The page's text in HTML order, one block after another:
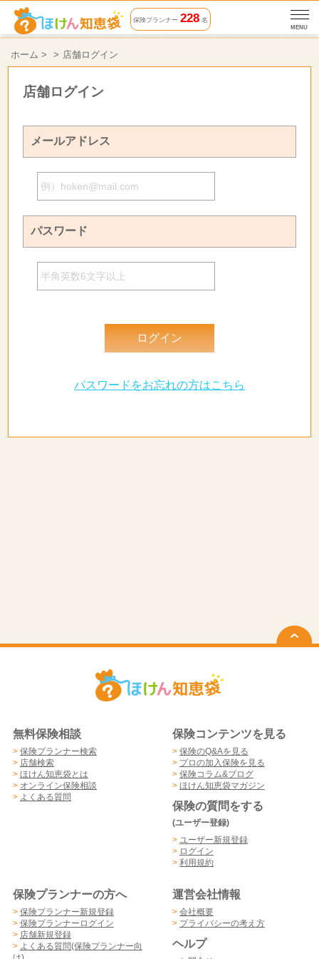
保険プランナー228 名
MENU
ホーム > 店舗ログイン
店舗ログイン
メールアドレス
パスワード
パスワードをお忘れの方はこちら
無料保険相談
> 保険プランナー検索
> 店舗検索
> ほけん知恵袋とは
> オンライン保険相談
> よくある質問
保険コンテンツを見る
> 保険のQ&Aを見る
> プロの加入保険を見る
> 保険コラム&ブログ
> ほけん知恵袋マガジン
保険の質問をする
(ユーザー登録)
> ユーザー新規登録
> ログイン
> 利用規約
保険プランナーの方へ
> 保険プランナー新規登録
> 保険プランナーログイン
> 店舗新規登録
> よくある質問(保険プランナー向
運営会社情報
> 会社概要
> プライバシーの考え方
ヘルプ